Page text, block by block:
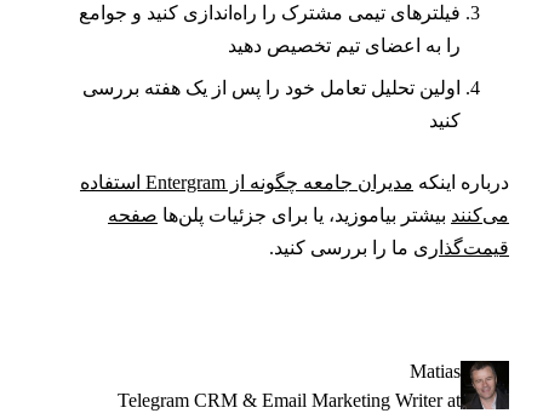
فیلترهای تیمی مشترک را راه‌اندازی کنید و جوامع
را به اعضای تیم تخصیص دهید
اولین تحلیل تعامل خود را پس از یک هفته بررسی
اینکه
مدیران جامعه چگونه از Entergram استفاده
بیشتر بیاموزید، یا برای جزئیات پلن‌هاصفحه
ما را بررسی کنید.
Matias
Telegram CRM & Email Marketing Writer at